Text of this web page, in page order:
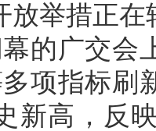
放举措正
的广交会
项指标刷
新高，反